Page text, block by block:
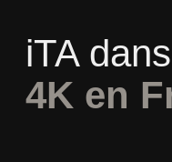
iTAdans
4K en